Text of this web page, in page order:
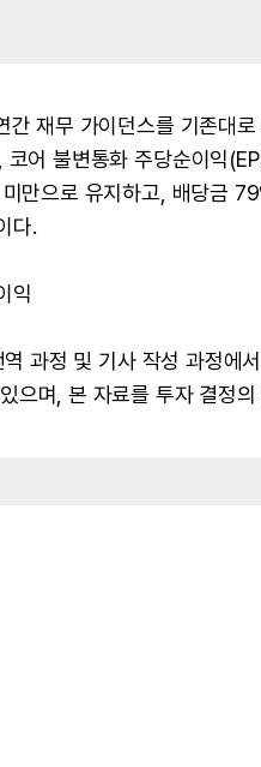
재무 가이던스를 기존대
어 불변통화 주당순이익
만으로 유지하고, 배당금
다.
익
과정 및 기사 작성 과정에
으며, 본 자료를 투자 결정